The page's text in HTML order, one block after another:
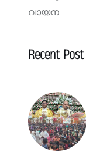
വായന
Recent Post